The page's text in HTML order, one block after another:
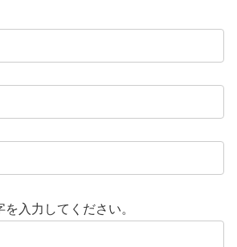
を入力してください。